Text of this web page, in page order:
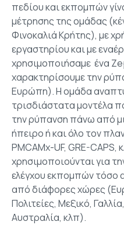
πεδίου και εκπομπών
μέτρησης της ομάδας
Φινοκαλιά Κρήτης), με
εργαστηρίου και με
χρησιμοποιήσαμε ένα
χαρακτηρίσουμε την
Ευρώπη). Η ομάδα
τρισδιάστατα μοντέλα
την ρύπανση πάνω από
ήπειρο ή και όλο τον
PMCAMx-UF, GRE-CAPS,
χρησιμοποιούνται για
ελέγχου εκπομπών τόσο
από διάφορες χώρες
Πολιτείες, Μεξικό,
Αυστραλία, κλπ).